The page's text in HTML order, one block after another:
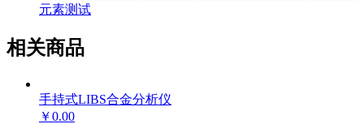
元素测试
相关商品
手持式LIBS合金分析仪
￥0.00